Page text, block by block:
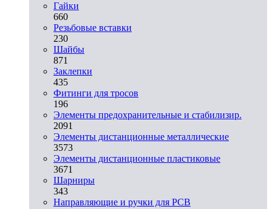
Гайки
660
Резьбовые вставки
230
Шайбы
871
Заклепки
435
Фитинги для тросов
196
Элементы предохранительные и стабилизир.
2091
Элементы дистанционные металлические
3573
Элементы дистанционные пластиковые
3671
Шарниры
343
Направляющие и ручки для PCB